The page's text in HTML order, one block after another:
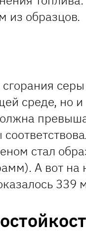
из образцов.
среде, но и
стал
А вот на
339